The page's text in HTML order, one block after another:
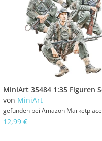
von MiniArt
gefunden bei Amazon Marketplace
12,99 €